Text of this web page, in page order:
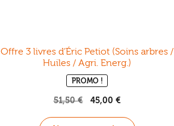
Offre 3 livres d’Éric Petiot (Soins arbres /
Huiles / Agri. Energ.)
PROMO !
51,50€
Le45,00€